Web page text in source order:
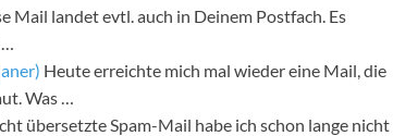
Mail landet evtl. auch in Deinem Postfach. Es
Heute erreichte mich mal wieder eine Mail, die
Was …
übersetzte Spam-Mail habe ich schon lange nicht